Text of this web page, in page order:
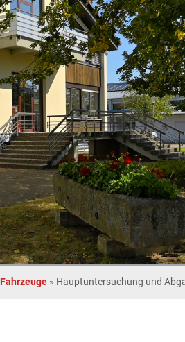
Fahrzeuge » Hauptuntersuchung und